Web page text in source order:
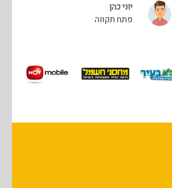
יוני כהן
פתח תקווה